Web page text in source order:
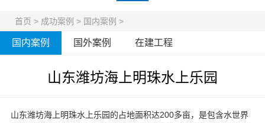
首页 > 成功案例 > 国内案例 >
国内案例 国外案例 在建工程
山东潍坊海上明珠水上乐园
山东潍坊海上明珠水上乐园的占地面积达200多亩，是包含水世界